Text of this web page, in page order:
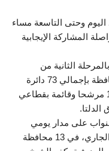
وحتى التاسعة مساء
المشاركة الإيجابية
الثانية من
انتخابات مجلس النواب 2025، في 13 محافظة بإجمالي 73 دائرة
انتخابية يتنافس فيها بالنظام الفردي 1316 مرشحا وقائمة بقطاعي
على مدار يومي
الاثنين والثلاثاء الموافقين 24 و25 نوفمبر الجاري، في 13 محافظة